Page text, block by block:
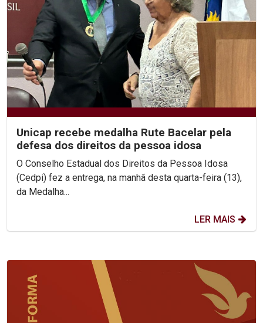
Unicap recebe medalha Rute Bacelar pela
defesa dos direitos da pessoa idosa
O Conselho Estadual dos Direitos da Pessoa Idosa
(Cedpi) fez a entrega, na manhã desta quarta-feira (13),
da Medalha...
LER MAIS